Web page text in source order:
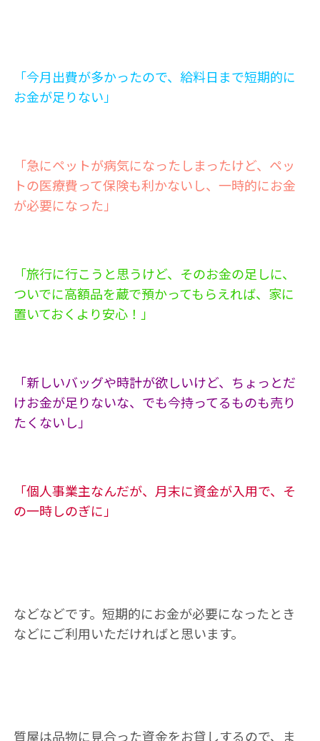
「今月出費が多かったので、給料日まで短期的に
お金が足りない」
「急にペットが病気になったしまったけど、ペッ
トの医療費って保険も利かないし、一時的にお金
が必要になった」
「旅行に行こうと思うけど、そのお金の足しに、
ついでに高額品を蔵で預かってもらえれば、家に
置いておくより安心！」
「新しいバッグや時計が欲しいけど、ちょっとだ
けお金が足りないな、でも今持ってるものも売り
たくないし」
「個人事業主なんだが、月末に資金が入用で、そ
の一時しのぎに」
などなどです。短期的にお金が必要になったとき
などにご利用いただければと思います。
質屋は品物に見合った資金をお貸しするので、ま